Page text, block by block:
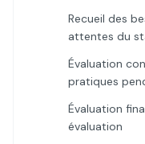
Recueil des
attentes du
Évaluation
pratiques
Évaluation
évaluation